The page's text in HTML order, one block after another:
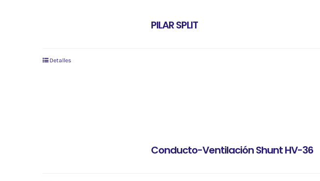
PILAR SPLIT
Detalles
Conducto-Ventilación Shunt HV-36